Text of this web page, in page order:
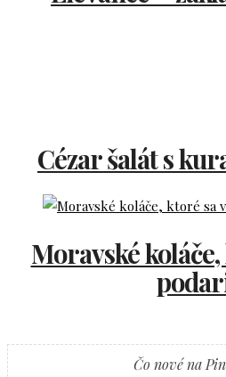
Cézar šalát s
Moravské
Čo nové na